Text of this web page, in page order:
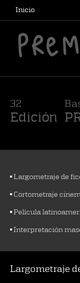
Inicio
32
Edición
Largometraje de
Cortometraje
Película
Interpretación
Largometraje